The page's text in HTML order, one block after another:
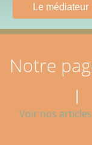
Le médiateur
Notre
Voir nos